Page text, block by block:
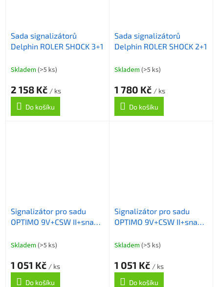
Sada signalizátorů
Delphin ROLER SHOCK 3+1
Skladem (>5 ks)
2 158 Kč / ks
Do košíku
Sada signalizátorů
Delphin ROLER SHOCK 2+1
Skladem (>5 ks)
1 780 Kč / ks
Do košíku
Signalizátor pro sadu
OPTIMO 9V+CSW II+snag
Skladem (>5 ks)
1 051 Kč / ks
Do košíku
Signalizátor pro sadu
OPTIMO 9V+CSW II+snag
Skladem (>5 ks)
1 051 Kč / ks
Do košíku